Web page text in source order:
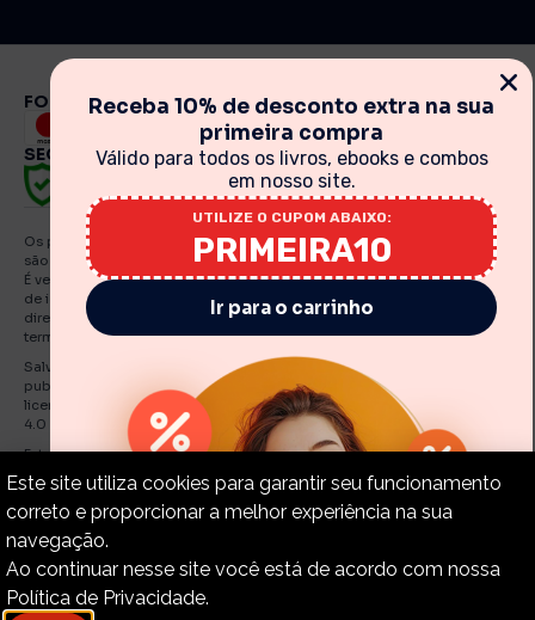
FORMAS DE PAGAMENTO
SEGURANÇA
Os preços, promoções, condições de pagamento, frete e produtos
são válidos exclusivamente para compras realizadas via internet.
É vedada qualquer reprodução, total ou parcial, de qualquer elemento
de identidade, sem expressa autorização. A violação de qualquer
direito mencionado implicará na responsabilização cível e criminal nos
termos da Lei. Fotos meramente ilustrativas.
Salvo indicações em contrário, os e Books e artigos traduzidos e
publicados por O Estandarte de Cristo estão licenciadas de uma
licença Creative Commons Attribution-NonCommercial-No Derivatives
4.0 International Public.
Estandarte de Cristo – CNPJ: 30.919.321./0001-55
Copyright © 2015-2024 – Estandarte de Cristo. Todos os
direitos reservados.
Receba 10% de desconto extra na sua
primeira compra
Válido para todos os livros, ebooks e combos
em nosso site.
UTILIZE O CUPOM ABAIXO:
PRIMEIRA10
Ir para o carrinho
Este site utiliza cookies para garantir seu funcionamento
correto e proporcionar a melhor experiência na sua
navegação.
Ao continuar nesse site você está de acordo com nossa
Política de Privacidade.